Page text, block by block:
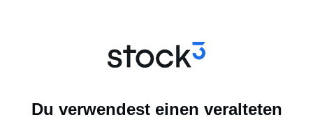
Du verwendest einen veralteten